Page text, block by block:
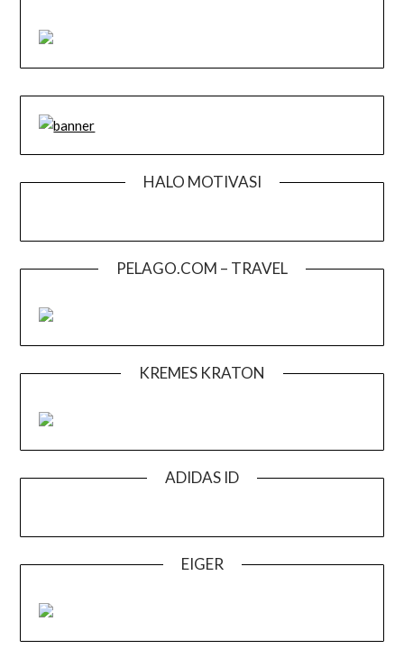
HALO MOTIVASI
PELAGO.COM – TRAVEL
KREMES KRATON
ADIDAS ID
EIGER